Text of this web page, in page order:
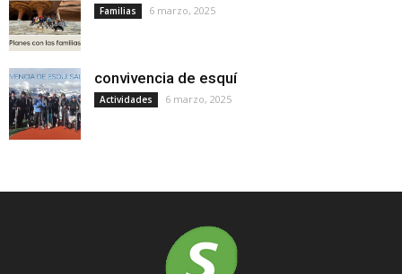
Familias 6 marzo, 2025
convivencia de esquí
Actividades 6 marzo, 2025